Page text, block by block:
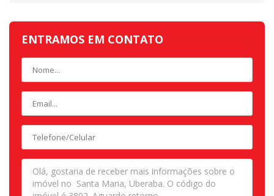
ENTRAMOS EM CONTATO